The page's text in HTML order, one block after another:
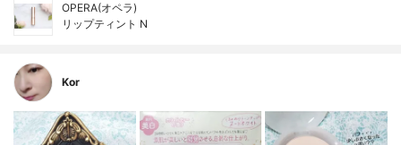
OPERA(オペラ)
リップティント N
Kor